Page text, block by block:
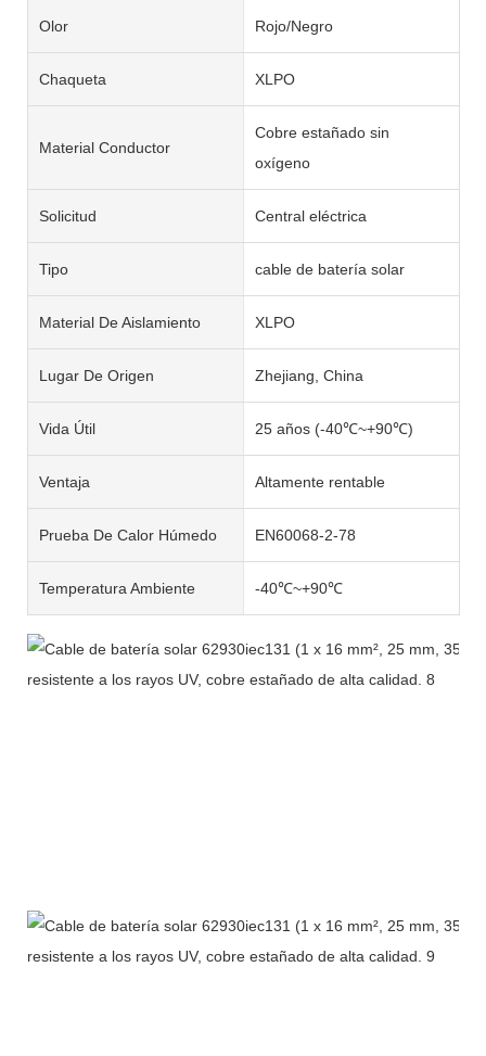
Olor Rojo/Negro
Chaqueta XLPO
Material Conductor
Cobre estañado sin
oxígeno
Solicitud Central eléctrica
Tipo cable de batería solar
Material De Aislamiento XLPO
Lugar De Origen Zhejiang, China
Vida Útil 25 años (-40℃~+90℃)
Ventaja Altamente rentable
Prueba De Calor Húmedo EN60068-2-78
Temperatura Ambiente -40℃~+90℃